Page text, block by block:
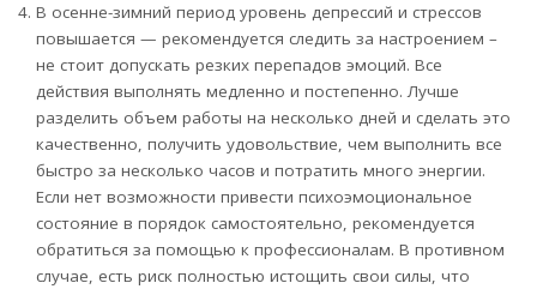
В осенне-зимний период уровень депрессий и стрессов
повышается — рекомендуется следить за настроением –
не стоит допускать резких перепадов эмоций. Все
действия выполнять медленно и постепенно. Лучше
разделить объем работы на несколько дней и сделать это
качественно, получить удовольствие, чем выполнить все
быстро за несколько часов и потратить много энергии.
Если нет возможности привести психоэмоциональное
состояние в порядок самостоятельно, рекомендуется
обратиться за помощью к профессионалам. В противном
случае, есть риск полностью истощить свои силы, что